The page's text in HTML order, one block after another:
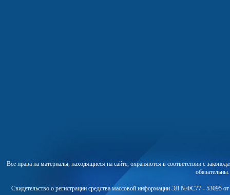
Все права на материалы, находящиеся на сайте, охраняются в соответствии с
Свидетельство о регистрации средства массовой информации ЭЛ №ФС77 - 53095